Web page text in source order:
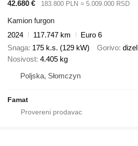
42.680 €
183.800 PLN ≈ 5.009.000 RSD
Kamion furgon
2024
117.747 km
Euro 6
Snaga 175 k.s. (129 kW) Gorivo dizel
Nosivost 4.405 kg
Poljska, Słomczyn
Famat